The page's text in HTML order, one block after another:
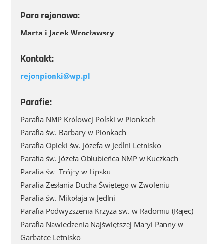
Para rejonowa:
Marta i Jacek Wrocławscy
Kontakt:
rejonpionki@wp.pl
Parafie:
Parafia NMP Królowej Polski w Pionkach
Parafia św. Barbary w Pionkach
Parafia Opieki św. Józefa w Jedlni Letnisko
Parafia św. Józefa Oblubieńca NMP w Kuczkach
Parafia św. Trójcy w Lipsku
Parafia Zesłania Ducha Świętego w Zwoleniu
Parafia św. Mikołaja w Jedlni
Parafia Podwyższenia Krzyża św. w Radomiu (Rajec)
Parafia Nawiedzenia Najświętszej Maryi Panny w
Garbatce Letnisko